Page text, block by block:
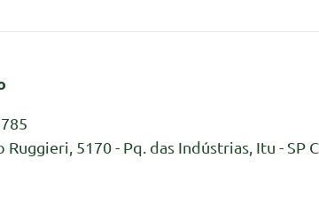
Ruggieri, 5170 - Pq. das Indústrias, Itu - SP